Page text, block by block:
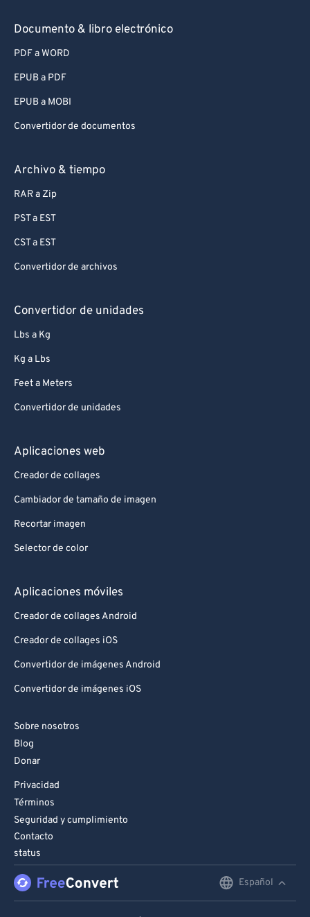
Documento & libro electrónico
PDF a WORD
EPUB a PDF
EPUB a MOBI
Convertidor de documentos
Archivo & tiempo
RAR a Zip
PST a EST
CST a EST
Convertidor de archivos
Convertidor de unidades
Lbs a Kg
Kg a Lbs
Feet a Meters
Convertidor de unidades
Aplicaciones web
Creador de collages
Cambiador de tamaño de imagen
Recortar imagen
Selector de color
Aplicaciones móviles
Creador de collages Android
Creador de collages iOS
Convertidor de imágenes Android
Convertidor de imágenes iOS
Sobre nosotros
Blog
Donar
Privacidad
Términos
Seguridad y cumplimiento
Contacto
status
Español